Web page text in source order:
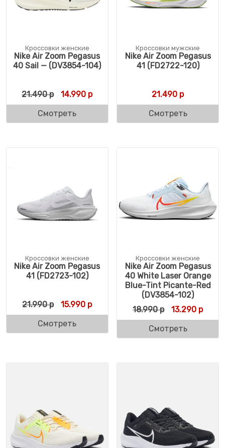
Кроссовки женские
Nike Air Zoom Pegasus
40 Sail — (DV3854-104)
21.490р Первоначальная цена составляла 21.490
14.990 рТекущая цена: 14.990 р.
Смотреть
Кроссовки мужские
Nike Air Zoom Pegasus
41 (FD2722-120)
21.490 р
Смотреть
Кроссовки женские
Nike Air Zoom Pegasus
41 (FD2723-102)
21.990р Первоначальная цена составляла 21.990
15.990 рТекущая цена: 15.990 р.
Смотреть
Кроссовки женские
Nike Air Zoom Pegasus
40 White Laser Orange
Blue-Tint Picante-Red
(DV3854-102)
18.990р 13.290 р
Смотреть